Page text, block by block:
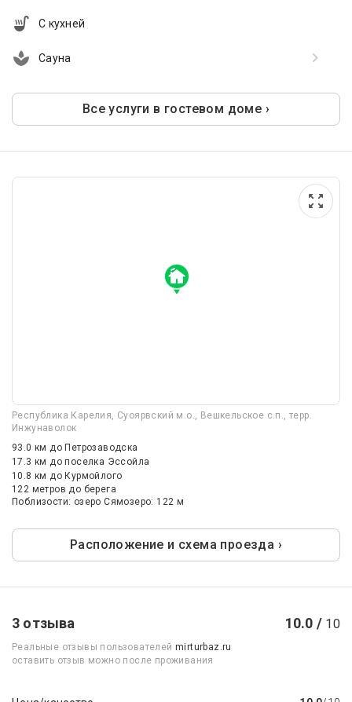
С кухней
Сауна
Все услуги в гостевом доме ›
Республика Карелия, Суоярвский м.о., Вешкельское с.п., терр.
Инжунаволок
93.0 кмдо Петрозаводска
17.3 кмдо поселка Эссойла
10.8 кмдо Курмойлого
122 метров до берега
Поблизости: озеро Сямозеро: 122 м
Расположение и схема проезда ›
3 отзыва 10.0 / 10
Реальные отзывы пользователейmirturbaz.ru
оставить отзыв можно после проживания